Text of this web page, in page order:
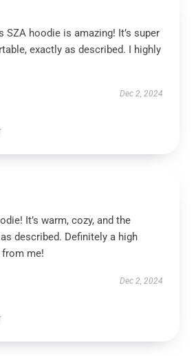
SZA hoodie is amazing! It’s super
exactly as described. I highly
Dec 2, 2024
It’s warm, cozy, and the
described. Definitely a high
me!
Dec 2, 2024